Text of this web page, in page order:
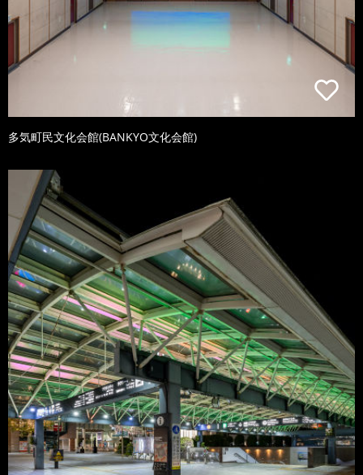
多気町民文化会館(BANKYO文化会館)